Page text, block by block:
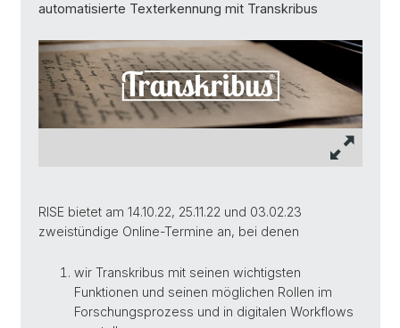
automatisierte Texterkennung mit Transkribus
RISE bietet am 14.10.22, 25.11.22 und 03.02.23
zweistündige Online-Termine an, bei denen
wir Transkribus mit seinen wichtigsten
Funktionen und seinen möglichen Rollen im
Forschungsprozess und in digitalen Workflows